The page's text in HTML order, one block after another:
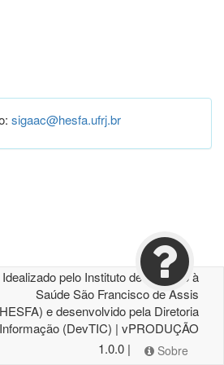
sigaac@hesfa.ufrj.br
Idealizado pelo Instituto de Atenção à
Saúde São Francisco de Assis
e desenvolvido pela Diretoria
(DevTIC) | vPRODUÇÃO
1.0.0 |
Sobre